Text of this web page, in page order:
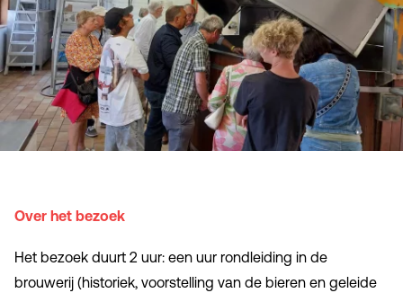
Over het bezoek
Het bezoek duurt 2 uur: een uur rondleiding in de
brouwerij (historiek, voorstelling van de bieren en geleide